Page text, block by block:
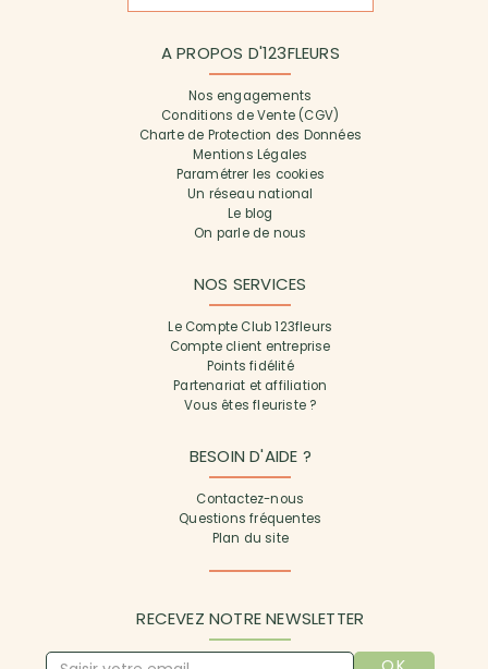
A PROPOS D'123FLEURS
Nos engagements
Conditions de Vente (CGV)
Charte de Protection des Données
Mentions Légales
Paramétrer les cookies
Un réseau national
Le blog
On parle de nous
NOS SERVICES
Le Compte Club 123fleurs
Compte client entreprise
Points fidélité
Partenariat et affiliation
Vous êtes fleuriste ?
BESOIN D'AIDE ?
Contactez-nous
Questions fréquentes
Plan du site
RECEVEZ NOTRE NEWSLETTER